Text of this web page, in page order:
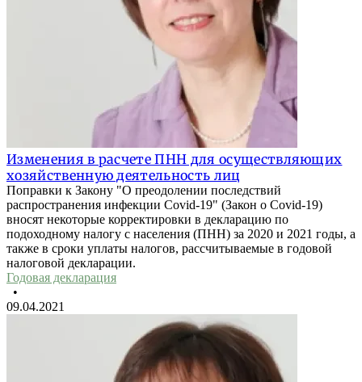
Изменения в расчете ПНН для осуществляющих
хозяйственную деятельность лиц
Поправки к Закону "О преодолении последствий
распространения инфекции Covid-19" (Закон о Covid-19)
вносят некоторые корректировки в декларацию по
подоходному налогу с населения (ПНН) за 2020 и 2021 годы, а
также в сроки уплаты налогов, рассчитываемые в годовой
налоговой декларации.
Годовая декларация
•
09.04.2021